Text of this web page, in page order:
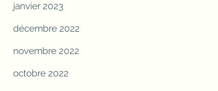
janvier 2023
décembre 2022
novembre 2022
octobre 2022